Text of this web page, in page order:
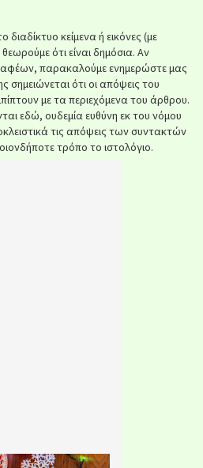
κείμενα ή εικόνες (με
ότι είναι δημόσια. Αν
παρακαλούμε ενημερώστε μας
σημειώνεται ότι οι απόψεις του
με τα περιεχόμενα του άρθρου.
εδώ, ουδεμία ευθύνη εκ του νόμου
τις απόψεις των συντακτών
τρόπο το ιστολόγιο.